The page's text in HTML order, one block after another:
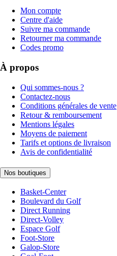
Mon compte
Centre d'aide
Suivre ma commande
Retourner ma commande
Codes promo
À propos
Qui sommes-nous ?
Contactez-nous
Conditions générales de vente
Retour & remboursement
Mentions légales
Moyens de paiement
Tarifs et options de livraison
Avis de confidentialité
Nos boutiques
Basket-Center
Boulevard du Golf
Direct Running
Direct-Volley
Espace Golf
Foot-Store
Galop-Store